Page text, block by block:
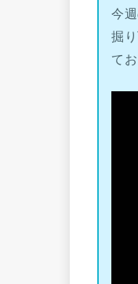
今
掘
て